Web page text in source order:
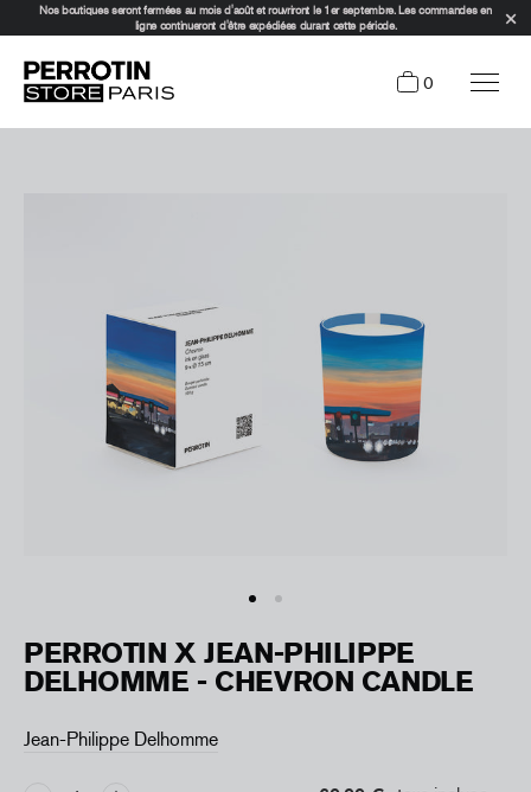
Nos boutiques seront fermées au mois d'août et rouvriront le 1er septembre. Les commandes en
ligne continueront d'être expédiées durant cette période.
0
PERROTIN X JEAN-PHILIPPE
DELHOMME - CHEVRON CANDLE
Jean-Philippe Delhomme